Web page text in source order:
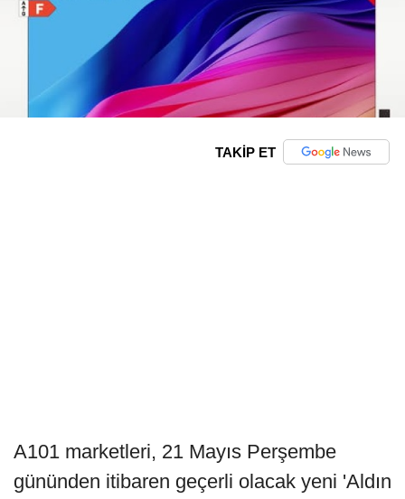
TAKİP ET
A101 marketleri, 21 Mayıs Perşembe
gününden itibaren geçerli olacak yeni 'Aldın